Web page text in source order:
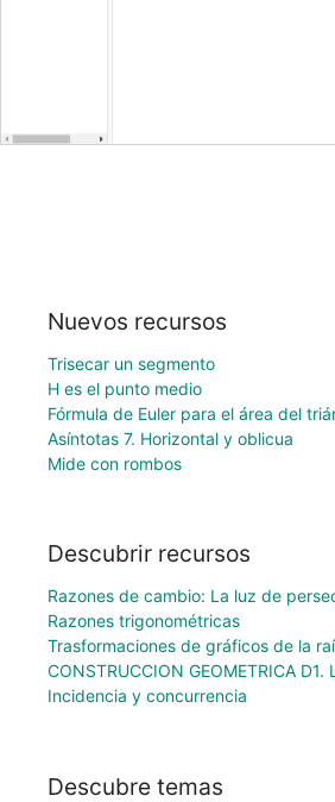
Nuevos recursos
Trisecar un segmento
H es el punto medio
Fórmula de Euler para el área del
Asíntotas 7. Horizontal y oblicua
Mide con rombos
Descubrir recursos
Razones de cambio: La luz de
Razones trigonométricas
Trasformaciones de gráficos de la
CONSTRUCCION GEOMETRICA D1.
Incidencia y concurrencia
Descubre temas